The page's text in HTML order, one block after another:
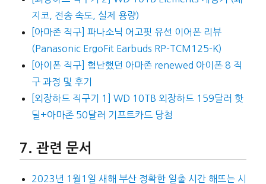
지코, 전송 속도, 실제 용량)
[아마존 직구] 파나소닉 어고핏 유선 이어폰 리뷰
(Panasonic ErgoFit Earbuds RP-TCM125-K)
[아이폰 직구] 험난했던 아마존 renewed 아이폰 8 직
구 과정 및 후기
[외장하드 직구기 1] WD 10TB 외장하드 159달러 핫
딜+아마존 50달러 기프트카드 당첨
관련 문서
2023년 1월1일 새해 부산 정확한 일출 시간 해뜨는 시